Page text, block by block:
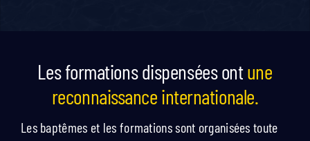
Les formations dispensées ontune
reconnaissance internationale.
Les baptêmes et les formations sont organisées toute